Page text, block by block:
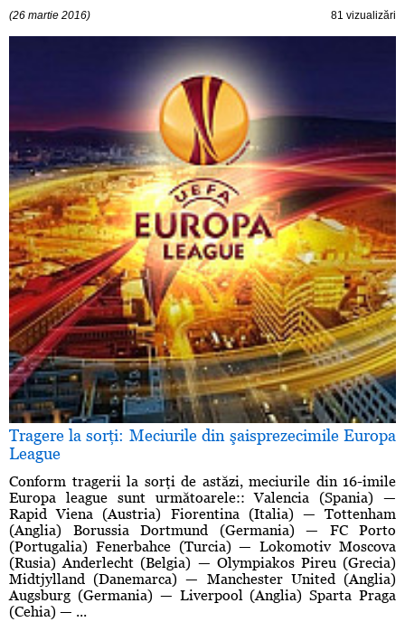
(26 martie 2016) 81 vizualizări
Tragere la sorţi: Meciurile din şaisprezecimile Europa
League
Conform tragerii la sorţi de astăzi, meciurile din 16-imile
Europa league sunt următoarele:: Valencia (Spania) —
Rapid Viena (Austria) Fiorentina (Italia) — Tottenham
(Anglia) Borussia Dortmund (Germania) — FC Porto
(Portugalia) Fenerbahce (Turcia) — Lokomotiv Moscova
(Rusia) Anderlecht (Belgia) — Olympiakos Pireu (Grecia)
Midtjylland (Danemarca) — Manchester United (Anglia)
Augsburg (Germania) — Liverpool (Anglia) Sparta Praga
(Cehia) — ...